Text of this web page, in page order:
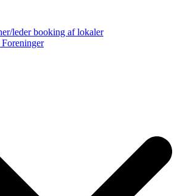
leder booking af lokaler